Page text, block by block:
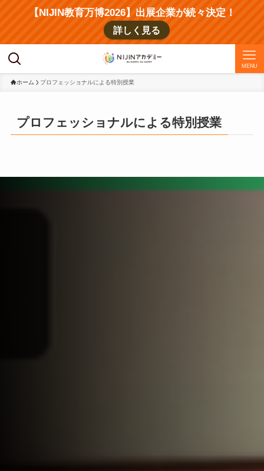
【NIJIN教育万博2026】出展企業が続々決定！
詳しく見る
MENU
ホーム プロフェッショナルによる特別授業
プロフェッショナルによる特別授業